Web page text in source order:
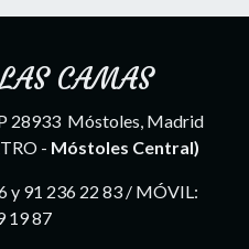
CAMAS
28933 Móstoles, Madrid
- Móstoles Central)
y 91 236 22 83 / MÓVIL:
19 87